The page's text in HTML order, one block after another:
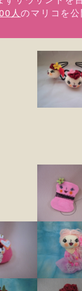
人のマリコを